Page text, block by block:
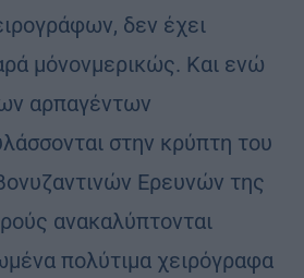
δεν έχει
μόνονμερικώς. Και ενώ
αρπαγέντων
στην κρύπτη του
Ερευνών της
ανακαλύπτονται
πολύτιμα χειρόγραφα